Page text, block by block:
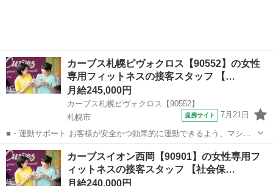
カーブス札幌ピヴォクロス【90552】の女性
専用フィットネスの接客スタッフ 【…
月給245,000円
カーブス札幌ピヴォクロス【90552】
札幌市
提携サイト 7月21日
■・運動サポート お客様が安全かつ効果的に運動できるよう、マシン
の使い方をアドバイスします。運動が初めての方や苦手な方がほとん
どなので、難しい指導はありません。「今日はこの動きを意識しまし
ょう！」といったお声がけをしながら、...
北海道 札幌市 その他
カーブスイオン西岡【90901】の女性専用フ
ィットネスの接客スタッフ 【社会保…
月給240,000円